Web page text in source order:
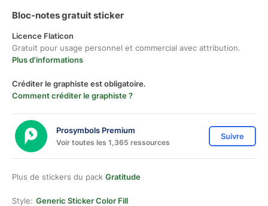
Bloc-notes gratuit sticker
Licence Flaticon
Gratuit pour usage personnel et commercial avec attribution.
Plus d'informations
Créditer le graphiste est obligatoire.
Comment créditer le graphiste ?
Prosymbols Premium
Voir toutes les 1,365 ressources
Suivre
Plus de stickers du pack Gratitude
Style: Generic Sticker Color Fill